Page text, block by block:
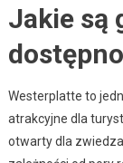
Jakie są
Westerplatte to
atrakcyjne dla
otwarty dla